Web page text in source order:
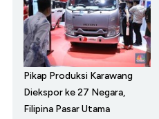
Pikap Produksi Karawang
Diekspor ke 27 Negara,
Filipina Pasar Utama